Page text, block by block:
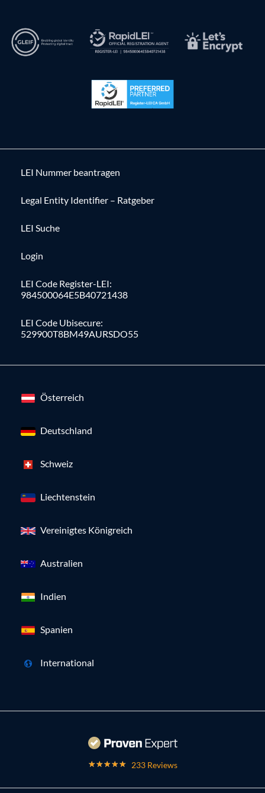
LEI Nummer beantragen
Legal Entity Identifier – Ratgeber
LEI Suche
Login
LEI Code Register-LEI:
984500064E5B40721438
LEI Code Ubisecure:
529900T8BM49AURSDO55
Österreich
Deutschland
Schweiz
Liechtenstein
Vereinigtes Königreich
Australien
Indien
Spanien
International
233 Reviews